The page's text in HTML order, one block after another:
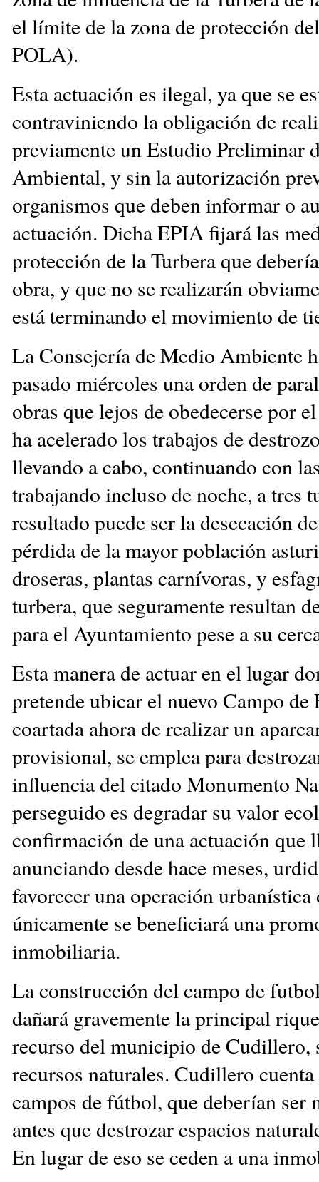
el límite de la zona de protección
POLA).
Esta actuación es ilegal, ya que se
contraviniendo la obligación de
previamente un Estudio Preliminar
Ambiental, y sin la autorización
organismos que deben informar o
actuación. Dicha EPIA fijará las
protección de la Turbera que
obra, y que no se realizarán
está terminando el movimiento de
La Consejería de Medio Ambiente
pasado miércoles una orden de
obras que lejos de obedecerse por
ha acelerado los trabajos de
llevando a cabo, continuando con
trabajando incluso de noche, a tres
resultado puede ser la desecación
pérdida de la mayor población
droseras, plantas carnívoras, y
turbera, que seguramente resultan
para el Ayuntamiento pese a su
Esta manera de actuar en el lugar
pretende ubicar el nuevo Campo de
coartada ahora de realizar un
provisional, se emplea para
influencia del citado Monumento
perseguido es degradar su valor
confirmación de una actuación que
anunciando desde hace meses,
favorecer una operación urbanística
únicamente se beneficiará una
inmobiliaria.
La construcción del campo de
dañará gravemente la principal
recurso del municipio de Cudillero,
recursos naturales. Cudillero
campos de fútbol, que deberían ser
antes que destrozar espacios
En lugar de eso se ceden a una